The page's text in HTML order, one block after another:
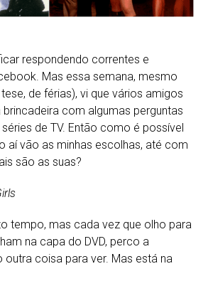
respondendo correntes e
Mas essa semana, mesmo
de férias), vi que vários amigos
com algumas perguntas
de TV. Então como é possível
aí vão as minhas escolhas, até com
são as suas?
tempo, mas cada vez que olho para
na capa do DVD, perco a
coisa para ver. Mas está na